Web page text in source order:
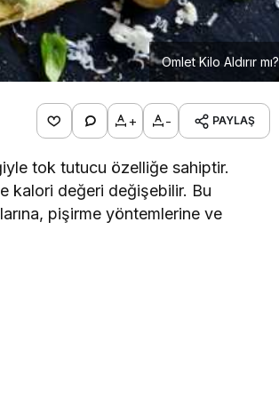
Omlet Kilo Aldırır mı?
+ - PAYLAŞ
tok tutucu özelliğe sahiptir.
kalori değeri değişebilir. Bu
pişirme yöntemlerine ve